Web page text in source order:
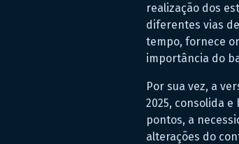
realização dos
diferentes vias
tempo, fornece
importância do
Por sua vez, a
2025, consolida
pontos, a
alterações do